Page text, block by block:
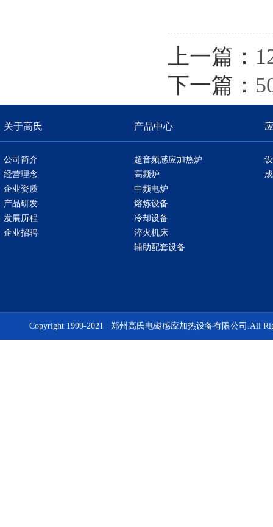
上一篇：
下一篇：
关于高氏 产品中心
公司简介
经营理念
企业资质
产品研发
发展历程
企业招聘
超音频感应加热炉
高频炉
中频电炉
熔炼设备
冷却设备
淬火机床
辅助配套设备
Copyright 1999-2021 郑州高氏电磁感应加热设备有限公司.All